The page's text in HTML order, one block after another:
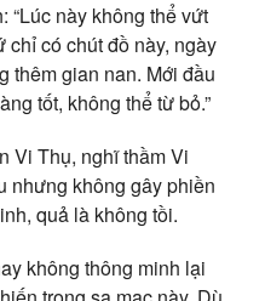
“Lúc này không thể vứt
có chút đồ này, ngày
thêm gian nan. Mới đầu
tốt, không thể từ bỏ.”
Vi Thụ, nghĩ thầm Vi
nhưng không gây phiền
quả là không tồi.
không thông minh lại